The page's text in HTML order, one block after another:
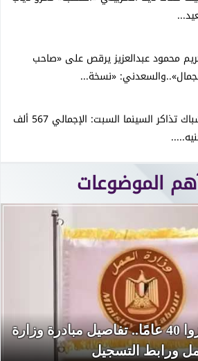
محمود عبدالعزيز يرقص على «صاحب
«نسخة...
شباك تذاكر السينما السبت: الإجمالي 567 ألف
الموضوعات
وزارة